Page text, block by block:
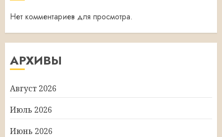
Нет комментариев для просмотра.
АРХИВЫ
Август 2026
Июль 2026
Июнь 2026